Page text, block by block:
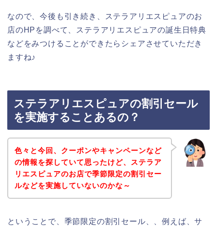
なので、今後も引き続き、ステラアリエスピュアのお
店のHPを調べて、ステラアリエスピュアの誕生日特典
などをみつけることができたらシェアさせていただき
ますね♪
ステラアリエスピュアの割引セール
を実施することあるの？
色々と今回、クーポンやキャンペーンなど
の情報を探していて思ったけど、ステラア
リエスピュアのお店で季節限定の割引セー
ルなどを実施していないのかな～
ということで、季節限定の割引セール、、例えば、サ